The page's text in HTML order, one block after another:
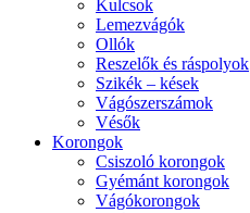
Kulcsok
Lemezvágók
Ollók
Reszelők és ráspolyok
Szikék – kések
Vágószerszámok
Vésők
Korongok
Csiszoló korongok
Gyémánt korongok
Vágókorongok